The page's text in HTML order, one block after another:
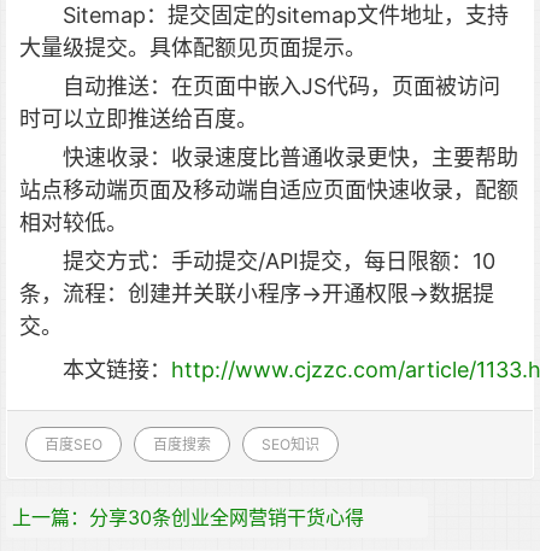
Sitemap：提交固定的sitemap文件地址，支持
大量级提交。具体配额见页面提示。
自动推送：在页面中嵌入JS代码，页面被访问
时可以立即推送给百度。
快速收录：收录速度比普通收录更快，主要帮助
站点移动端页面及移动端自适应页面快速收录，配额
相对较低。
提交方式：手动提交/API提交，每日限额：10
条，流程：创建并关联小程序->开通权限->数据提
交。
本文链接： http://www.cjzzc.com/article/
百度SEO 百度搜索 SEO知识
上一篇：分享30条创业全网营销干货心得